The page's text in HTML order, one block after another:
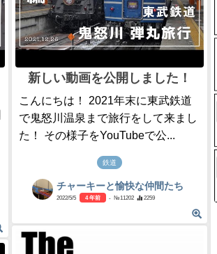
新しい動画を公開しました！
こんにちは！ 2021年末に東武鉄道
で鬼怒川温泉まで旅行をして来まし
た！ その様子をYouTubeで公...
鉄道
チャーキーと愉快な仲間たち
2022/5/5 4 年前 - №11202 2259